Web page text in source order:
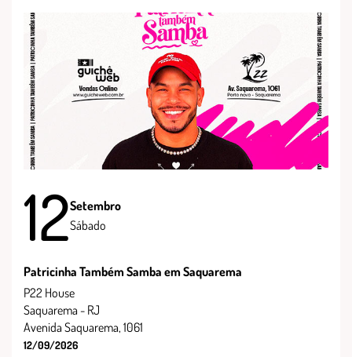
12Setembro
Sábado
Patricinha Também Samba em Saquarema
P22 House
Saquarema - RJ
Avenida Saquarema, 1061
12/09/2026